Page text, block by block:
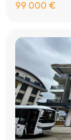
99 000 €